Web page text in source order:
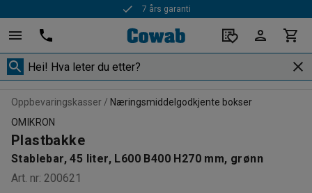
7 års garanti
Oppbevaringskasser
Næringsmiddelgodkjente bokser
OMIKRON
Plastbakke
Stablebar, 45 liter, L600 B400 H270 mm, grønn
Art. nr: 200621